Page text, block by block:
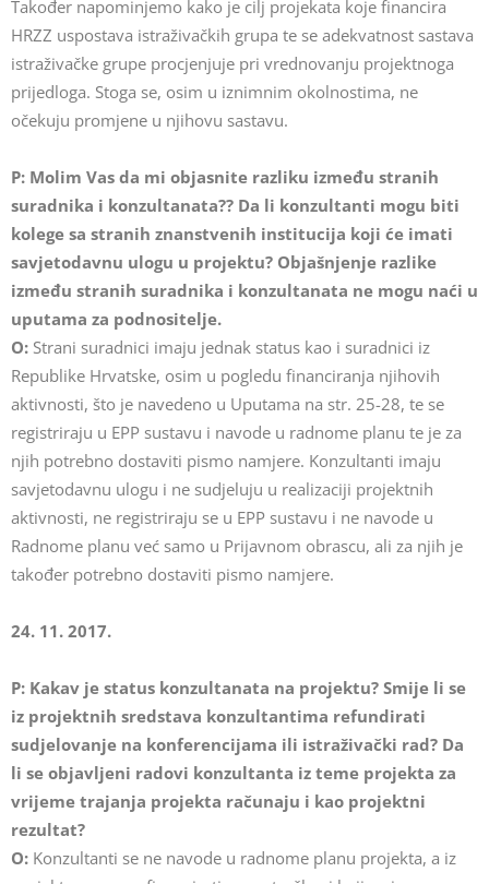
Također napominjemo kako je cilj projekata koje financira
HRZZ uspostava istraživačkih grupa te se adekvatnost sastava
istraživačke grupe procjenjuje pri vrednovanju projektnoga
prijedloga. Stoga se, osim u iznimnim okolnostima, ne
očekuju promjene u njihovu sastavu.
P: Molim Vas da mi objasnite razliku između stranih
suradnika i konzultanata?? Da li konzultanti mogu biti
kolege sa stranih znanstvenih institucija koji će imati
savjetodavnu ulogu u projektu? Objašnjenje razlike
između stranih suradnika i konzultanata ne mogu naći u
uputama za podnositelje.
O: Strani suradnici imaju jednak status kao i suradnici iz
Republike Hrvatske, osim u pogledu financiranja njihovih
aktivnosti, što je navedeno u Uputama na str. 25-28, te se
registriraju u EPP sustavu i navode u radnome planu te je za
njih potrebno dostaviti pismo namjere. Konzultanti imaju
savjetodavnu ulogu i ne sudjeluju u realizaciji projektnih
aktivnosti, ne registriraju se u EPP sustavu i ne navode u
Radnome planu već samo u Prijavnom obrascu, ali za njih je
također potrebno dostaviti pismo namjere.
24. 11. 2017.
P: Kakav je status konzultanata na projektu? Smije li se
iz projektnih sredstava konzultantima refundirati
sudjelovanje na konferencijama ili istraživački rad? Da
li se objavljeni radovi konzultanta iz teme projekta za
vrijeme trajanja projekta računaju i kao projektni
rezultat?
O: Konzultanti se ne navode u radnome planu projekta, a iz